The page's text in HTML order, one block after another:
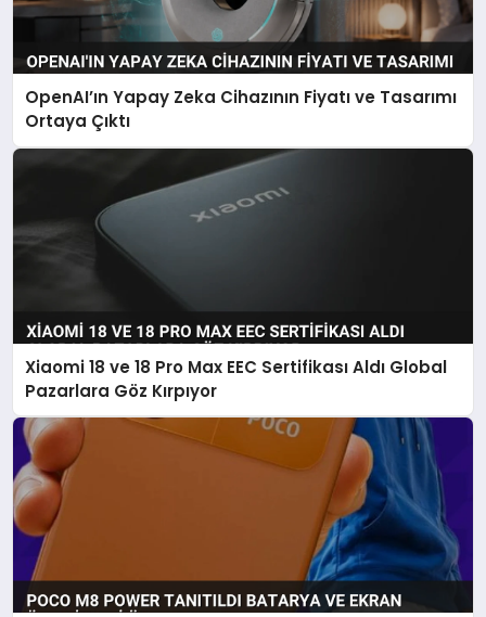
OpenAI’ın Yapay Zeka Cihazının Fiyatı ve Tasarımı
Ortaya Çıktı
Xiaomi 18 ve 18 Pro Max EEC Sertifikası Aldı Global
Pazarlara Göz Kırpıyor